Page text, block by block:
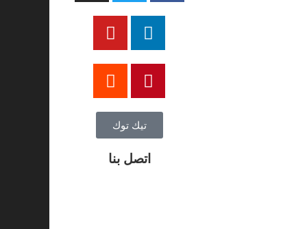
تيك توك
اتصل بنا